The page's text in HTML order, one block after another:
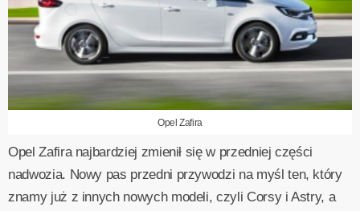
Opel Zafira
Opel Zafira najbardziej zmienił się w przedniej części
nadwozia. Nowy pas przedni przywodzi na myśl ten, który
znamy już z innych nowych modeli, czyli Corsy i Astry, a